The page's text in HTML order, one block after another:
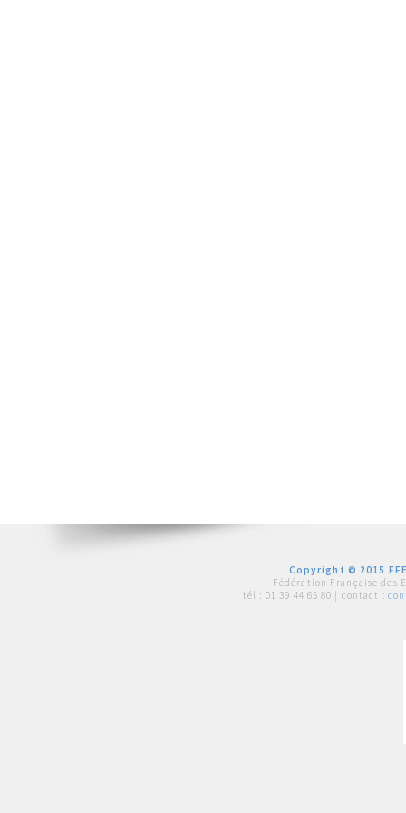
Copyright © 2015
Fédération Française des
tél : 01 39 44 65 80 | contact :